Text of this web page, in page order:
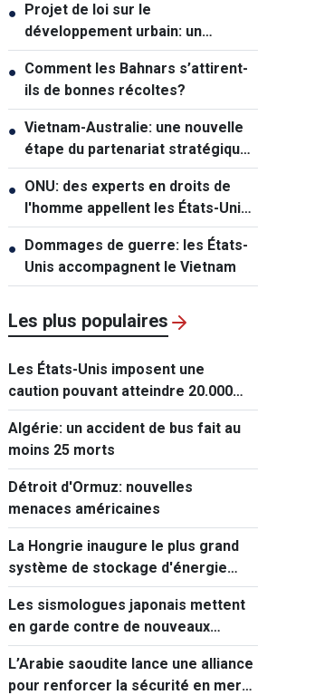
● Projet de loi sur le
développement urbain: un
mécanisme exceptionnel pour Hô
Chi Minh-ville
● Comment les Bahnars s’attirent-
ils de bonnes récoltes?
● Vietnam-Australie: une nouvelle
étape du partenariat stratégique
global
● ONU: des experts en droits de
l'homme appellent les États-Unis
à lever les sanctions contre Cuba
● Dommages de guerre: les États-
Unis accompagnent le Vietnam
Les plus populaires
Les États-Unis imposent une
caution pouvant atteindre 20.000
dollars pour les demandes de visa
de ressortissants de 50 pays
Algérie: un accident de bus fait au
moins 25 morts
Détroit d'Ormuz: nouvelles
menaces américaines
La Hongrie inaugure le plus grand
système de stockage d'énergie
d'Europe centrale
Les sismologues japonais mettent
en garde contre de nouveaux
séismes majeurs après celui de
Kumamoto
L’Arabie saoudite lance une alliance
pour renforcer la sécurité en mer